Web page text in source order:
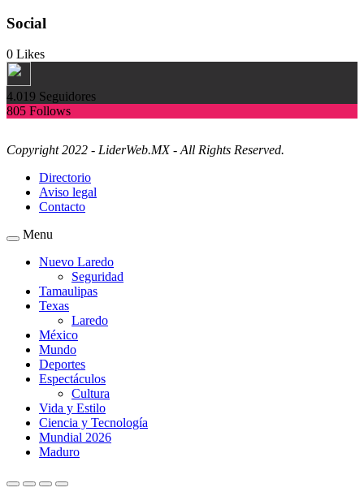
Social
0 Likes
4.019 Seguidores
805 Follows
Copyright 2022 - LiderWeb.MX - All Rights Reserved.
Directorio
Aviso legal
Contacto
Menu
Nuevo Laredo
Seguridad
Tamaulipas
Texas
Laredo
México
Mundo
Deportes
Espectáculos
Cultura
Vida y Estilo
Ciencia y Tecnología
Mundial 2026
Maduro